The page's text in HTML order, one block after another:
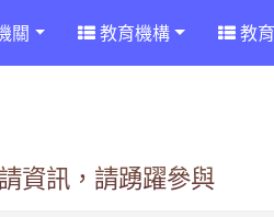
關 教育機構 教
資訊，請踴躍參與